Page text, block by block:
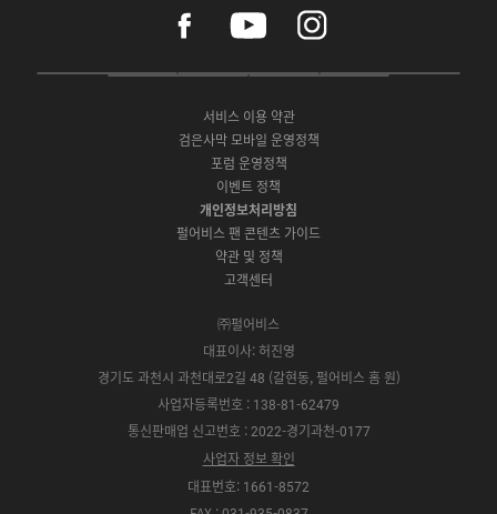
a
e
o
k
o
t
b
e
i
n
s
t
r
a
P
A
p
S
t
o
r
e
G
G
a
t
O
S
e
서비스 이용 약관
검은사막 모바일 운영정책
포럼 운영정책
이벤트 정책
개인정보처리방침
펄어비스 팬 콘텐츠 가이드
약관 및 정책
고객센터
㈜펄어비스
대표이사: 허진영
경기도 과천시 과천대로2길 48 (갈현동, 펄어비스 홈 원)
사업자등록번호 : 138-81-62479
통신판매업 신고번호 : 2022-경기과천-0177
사업자 정보 확인
대표번호: 1661-8572